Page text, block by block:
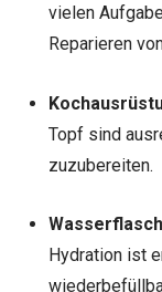
vielen
Reparieren
Topf sind
zuzubereiten.
Hydration ist